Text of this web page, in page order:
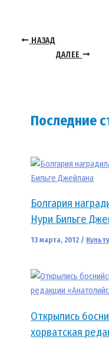
НАЗАД
ДАЛЕЕ
Последние
Болгария
Нури Бильге
13 марта, 2012 /
Открылись
хорватская